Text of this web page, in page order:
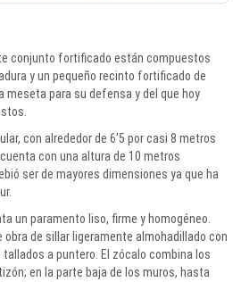
conjunto fortificado están compuestos
y un pequeño recinto fortificado de
meseta para su defensa y del que hoy
con alrededor de 6’5 por casi 8 metros
con una altura de 10 metros
ser de mayores dimensiones ya que ha
un paramento liso, firme y homogéneo.
de sillar ligeramente almohadillado con
a puntero. El zócalo combina los
en la parte baja de los muros, hasta